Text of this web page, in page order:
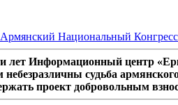
Национальный
лет Информационный центр
судьба
проект добровольным